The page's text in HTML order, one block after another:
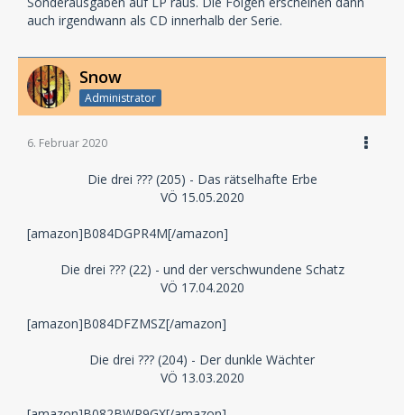
auch irgendwann als CD innerhalb der Serie.
Snow
Administrator
6. Februar 2020
Die drei ??? (205) - Das rätselhafte Erbe
VÖ 15.05.2020
[amazon]B084DGPR4M[/amazon]
Die drei ??? (22) - und der verschwundene Schatz
VÖ 17.04.2020
[amazon]B084DFZMSZ[/amazon]
Die drei ??? (204) - Der dunkle Wächter
VÖ 13.03.2020